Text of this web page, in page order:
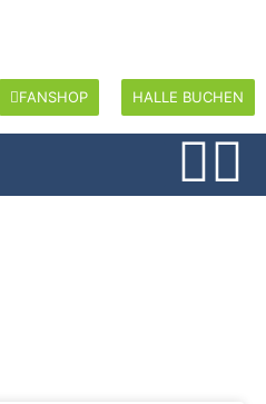
FANSHOP HALLE BUCHEN